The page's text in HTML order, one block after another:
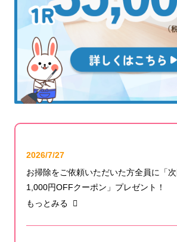
2026/7/27
お掃除をご依頼いただいた方全員に「
1,000円OFFクーポン」プレゼント！
もっとみる